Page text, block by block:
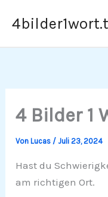
Inhalt
4 Bilder 1
VonLucas /Juli 23, 2024
Hast du
am richtigen Ort.